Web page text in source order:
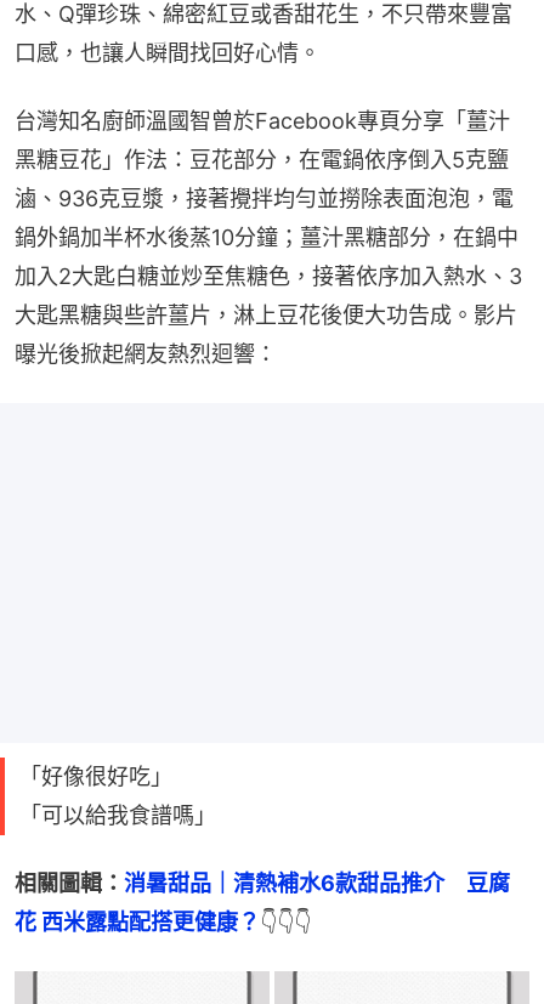
水、Q彈珍珠、綿密紅豆或香甜花生，不只帶來豐富
口感，也讓人瞬間找回好心情。
台灣知名廚師溫國智曾於Facebook專頁分享「薑汁
黑糖豆花」作法：豆花部分，在電鍋依序倒入5克鹽
滷、936克豆漿，接著攪拌均勻並撈除表面泡泡，電
鍋外鍋加半杯水後蒸10分鐘；薑汁黑糖部分，在鍋中
加入2大匙白糖並炒至焦糖色，接著依序加入熱水、3
大匙黑糖與些許薑片，淋上豆花後便大功告成。影片
曝光後掀起網友熱烈迴響：
「好像很好吃」
「可以給我食譜嗎」
相關圖輯： 消暑甜品｜清熱補水6款甜品推介　豆腐
花 西米露點配搭更健康？ 👇👇👇